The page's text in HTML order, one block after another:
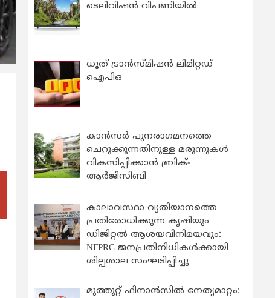
ടെലിവിഷൻ വിപണിയിൽ
ധൂത് ട്രാൻസ്മിഷൻ ലിമിറ്റഡ്
ഐപിഒ
കാന്‍സര്‍ പുനരാഗമനത്തെ
ചെറുക്കുന്നതിനുള്ള മരുന്നുകള്‍
വികസിപ്പിക്കാന്‍ ബ്രിക്-
ആര്‍ജിസിബി
കാലാവസ്ഥാ വ്യതിയാനത്തെ
പ്രതിരോധിക്കുന്ന കൃഷിയും
ഡിജിറ്റൽ ആശയവിനിമയവും:
NFPRC ജനപ്രതിനിധികൾക്കായി
ശില്പശാല സംഘടിപ്പിച്ചു
മുത്തൂറ്റ് ഫിനാൻസിൽ നേതൃമാറ്റം: